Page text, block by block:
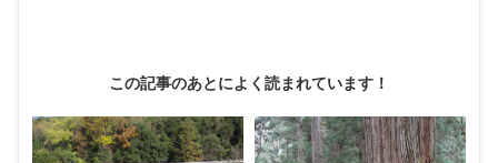
この記事のあとによく読まれています！